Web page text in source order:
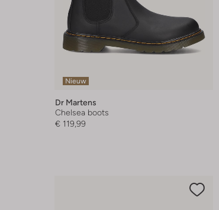
Nieuw
Dr Martens
Chelsea boots
€ 119,99